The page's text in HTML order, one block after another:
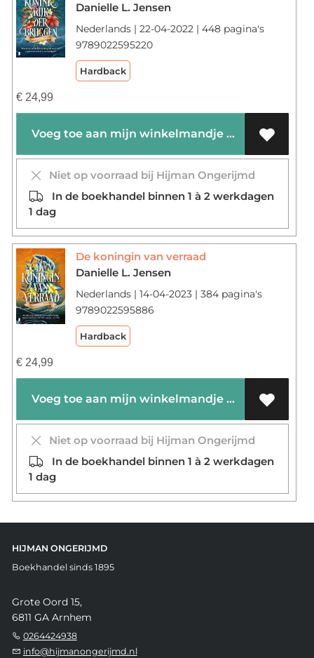
Danielle L. Jensen
Nederlands | 22-04-2022 | 448 pagina's
9789022595220
Hardback
€24,99
Voeg toe aan mijn winkelmandje
Niet op voorraad bij Hijman Ongerijmd
In de boekhandel binnen 1 à 2 werkdagen
1 dag
De koningin van verraad
Danielle L. Jensen
Nederlands | 14-04-2023 | 384 pagina's
9789022595886
Hardback
€24,99
Voeg toe aan mijn winkelmandje
Niet op voorraad bij Hijman Ongerijmd
In de boekhandel binnen 1 à 2 werkdagen
1 dag
HIJMAN ONGERIJMD
Boekhandel sinds 1895
Grote Oord 15,
6811 GA Arnhem
0264424938
info@hijmanongerijmd.nl